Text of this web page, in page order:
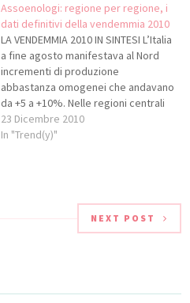
Assoenologi: regione per regione, i
dati definitivi della vendemmia 2010
LA VENDEMMIA 2010 IN SINTESI L’Italia
a fine agosto manifestava al Nord
incrementi di produzione
abbastanza omogenei che andavano
da +5 a +10%. Nelle regioni centrali
(Emilia Romagna e Toscana) e nelle
due grandi isole si riscontrava
23 Dicembre 2010
In "Trend(y)"
NEXT POST